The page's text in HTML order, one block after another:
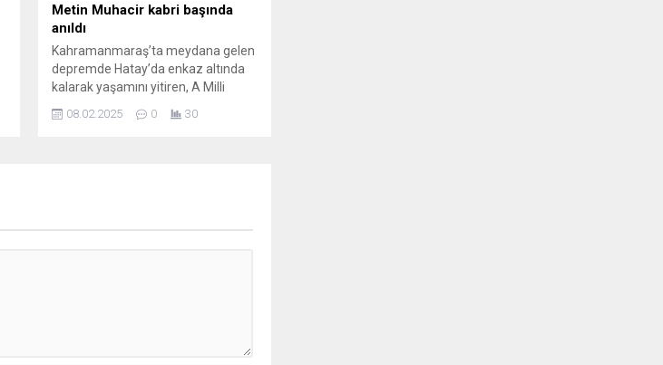
Metin Muhacir kabri başında
anıldı
Kahramanmaraş’ta meydana gelen
depremde Hatay’da enkaz altında
kalarak yaşamını yitiren, A Milli
oyuncularından, Adana eski Hentbol
Şubat depreminde enkaz altında
08.02.2025 0 30